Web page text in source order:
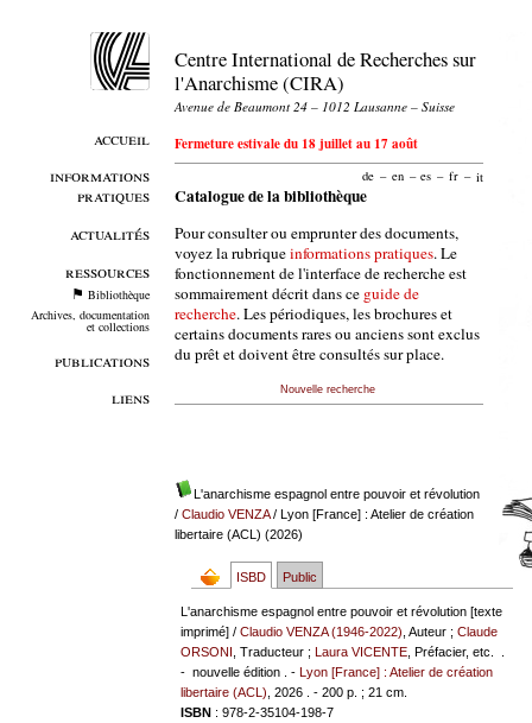
accueil
informations
pratiques
actualités
ressources
Bibliothèque
Archives, documentation
et collections
publications
liens
Centre International de Recherches sur
l'Anarchisme (CIRA)
Avenue de Beaumont 24 – 1012 Lausanne – Suisse
Fermeture estivale du 18 juillet au 17 août
de – en – es – fr – it
Catalogue de la bibliothèque
Pour consulter ou emprunter des documents,
voyez la rubriqueinformations pratiques. Le
fonctionnement de l'interface de recherche est
sommairement décrit dans ce guide de
recherche. Les périodiques, les brochures et
certains documents rares ou anciens sont exclus
du prêt et doivent être consultés sur place.
Nouvelle recherche
L'anarchisme espagnol entre pouvoir et révolution
/ Claudio VENZA/ Lyon [France] : Atelier de création
libertaire (ACL) (2026)
ISBD Public
L'anarchisme espagnol entre pouvoir et révolution [texte
imprimé] /Claudio VENZA (1946-2022) , Auteur ;Claude
ORSONI , Traducteur ;Laura VICENTE , Préfacier, etc. .
- nouvelle édition . -Lyon [France] : Atelier de création
libertaire (ACL) , 2026 . - 200 p. ; 21 cm.
ISBN : 978-2-35104-198-7